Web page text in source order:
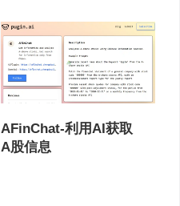
AFinChat-利用AI获取
A股信息